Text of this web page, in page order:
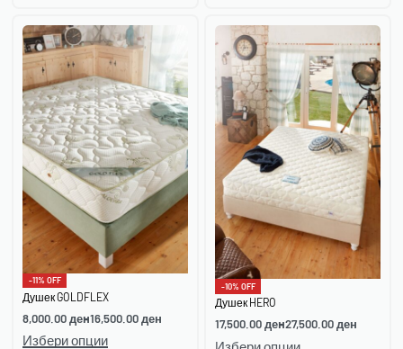
-11% OFF
Душек GOLDFLEX
8,000.00ден16,500.00ден
Избери опции
-10% OFF
Душек HERO
17,500.00ден27,500.00ден